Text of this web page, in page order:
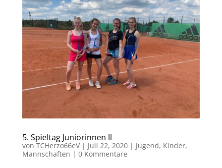
5. Spieltag Juniorinnen ll
vonTCHerzo66eV| Juli 22, 2020| Jugend, Kinder,
Mannschaften | 0 Kommentare